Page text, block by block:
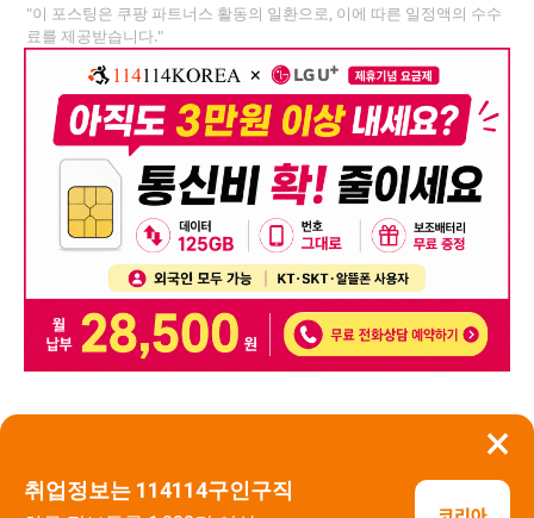
×
취업정보는 114114구인구직
"이 포스팅은 쿠팡 파트너스 활동의 일환으로, 이에 따른 일정액의 수수
료를 제공받습니다."